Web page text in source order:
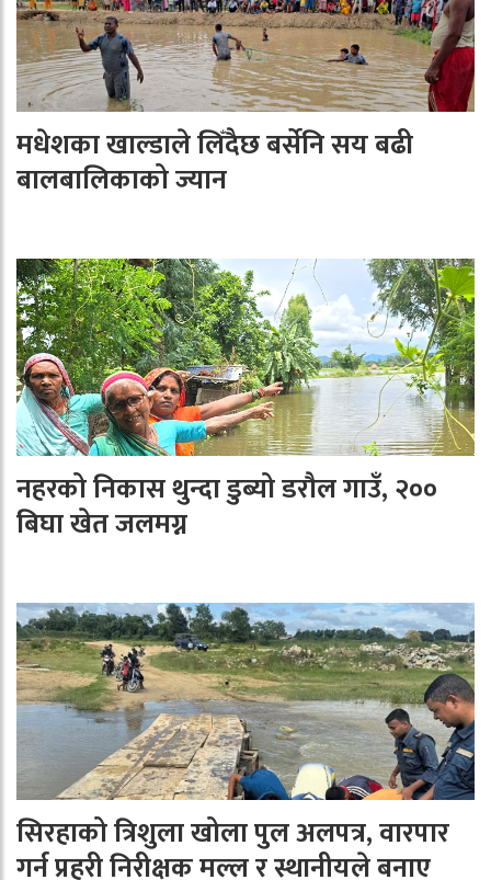
मधेशका खाल्डाले लिँदैछ बर्सेनि सय बढी
बालबालिकाको ज्यान
नहरको निकास थुन्दा डुब्यो डरौल गाउँ, २००
बिघा खेत जलमग्न
सिरहाको त्रिशुला खोला पुल अलपत्र, वारपार
गर्न प्रहरी निरीक्षक मल्ल र स्थानीयले बनाए